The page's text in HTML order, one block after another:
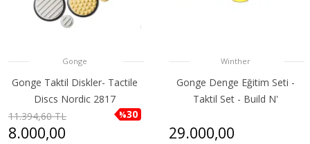
Gonge
Gonge Taktil Diskler- Tactile
Discs Nordic 2817
11.394,60 TL
8.000,00
%30
Winther
Gonge Denge Eğitim Seti -
Taktil Set - Build N'
29.000,00